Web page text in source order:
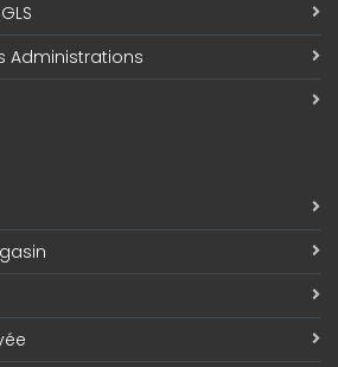
Administrations